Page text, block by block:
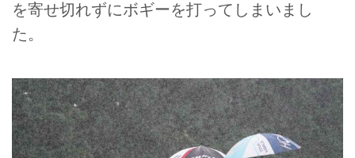
を寄せ切れずにボギーを打ってしまいまし
た。